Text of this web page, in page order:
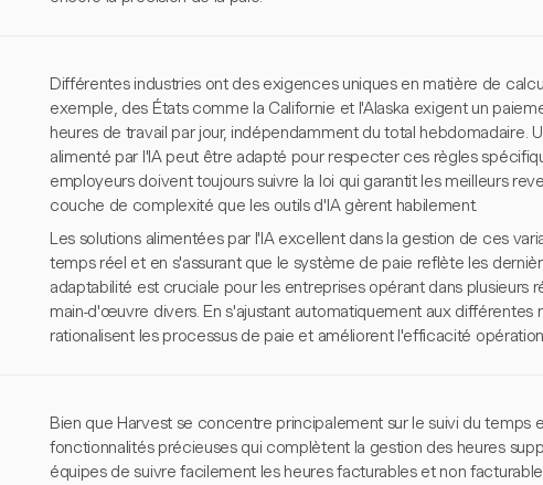
Différentes industries ont des exigences uniques en matière de
exemple, des États comme la Californie et l'Alaska exigent un
heures de travail par jour, indépendamment du total hebdomadaire.
alimenté par l'IA peut être adapté pour respecter ces règles
employeurs doivent toujours suivre la loi qui garantit les meilleurs
couche de complexité que les outils d'IA gèrent habilement.
Les solutions alimentées par l'IA excellent dans la gestion de ces
temps réel et en s'assurant que le système de paie reflète les
adaptabilité est cruciale pour les entreprises opérant dans plusieurs
main-d'œuvre divers. En s'ajustant automatiquement aux différentes
rationalisent les processus de paie et améliorent l'efficacité
Bien que Harvest se concentre principalement sur le suivi du temps
fonctionnalités précieuses qui complètent la gestion des heures
équipes de suivre facilement les heures facturables et non